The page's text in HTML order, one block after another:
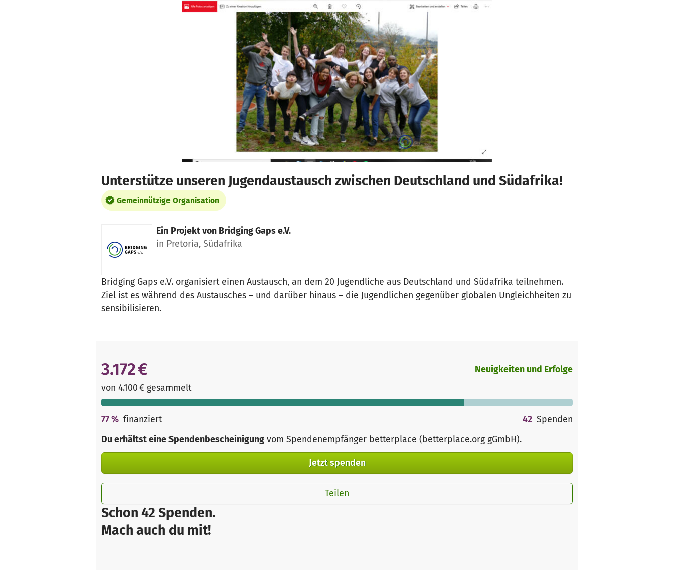
Unterstütze unseren Jugendaustausch zwischen Deutschland und Südafrika!
Gemeinnützige Organisation
Ein Projekt von Bridging Gaps e.V.
in Pretoria, Südafrika
Bridging Gaps e.V. organisiert einen Austausch, an dem 20 Jugendliche aus Deutschland und Südafrika teilnehmen.
Ziel ist es während des Austausches – und darüber hinaus – die Jugendlichen gegenüber globalen Ungleichheiten zu
sensibilisieren.
Schon 42 Spenden.
Mach auch du mit!
3.172 €
von 4.100 € gesammelt
Neuigkeiten und Erfolge
77% finanziert 42 Spenden
Du erhältst eine Spendenbescheinigung vom Spendenempfänger betterplace (betterplace.org gGmbH).
Jetzt spenden
Teilen